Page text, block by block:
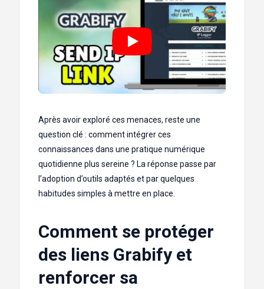
Après avoir exploré ces menaces, reste une
question clé : comment intégrer ces
connaissances dans une pratique numérique
quotidienne plus sereine ? La réponse passe par
l’adoption d’outils adaptés et par quelques
habitudes simples à mettre en place.
Comment se protéger
des liens Grabify et
renforcer sa